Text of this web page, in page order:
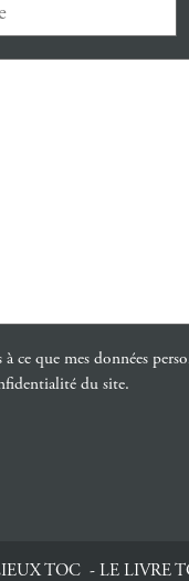
à ce que mes données
du site.
TOC LE LIVRE